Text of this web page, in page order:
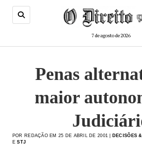
7 de agosto de 2026
Penas
maior
POR REDAÇÃO EM 25 DE ABRIL DE 2001 | DECISÕES
ESTJ